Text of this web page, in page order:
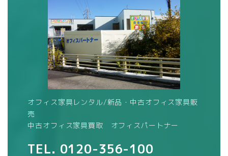
オフィス家具レンタル/新品・中古オフィス家具販
売
中古オフィス家具買取 オフィスパートナー
TEL. 0120-356-100